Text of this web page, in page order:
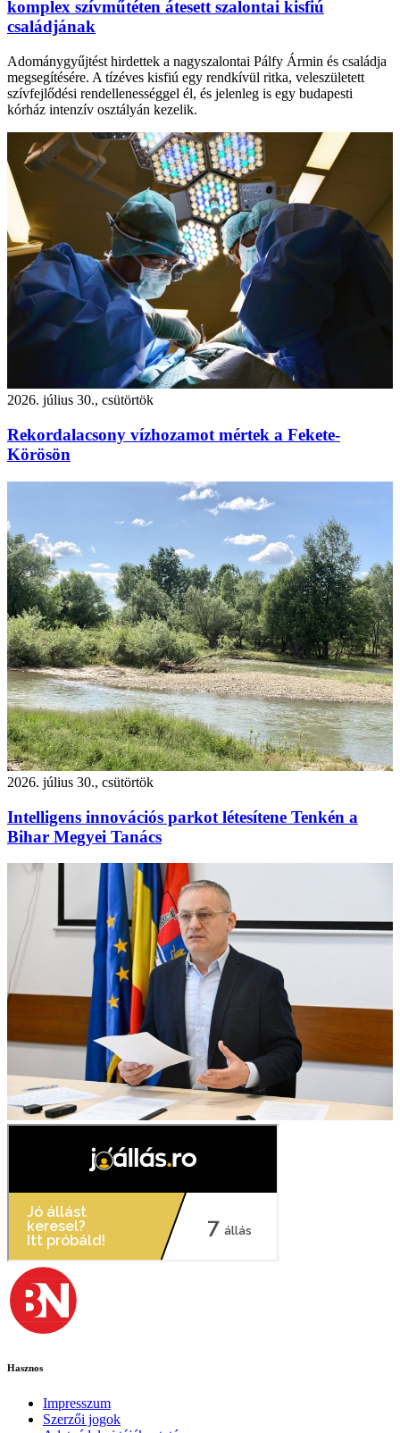
komplex szívműtéten átesett szalontai kisfiú
családjának
Adománygyűjtést hirdettek a nagyszalontai Pálfy Ármin és családja
megsegítésére. A tízéves kisfiú egy rendkívül ritka, veleszületett
szívfejlődési rendellenességgel él, és jelenleg is egy budapesti
kórház intenzív osztályán kezelik.
2026. július 30., csütörtök
Rekordalacsony vízhozamot mértek a Fekete-
Körösön
2026. július 30., csütörtök
Intelligens innovációs parkot létesítene Tenkén a
Bihar Megyei Tanács
Hasznos
Impresszum
Szerzői jogok